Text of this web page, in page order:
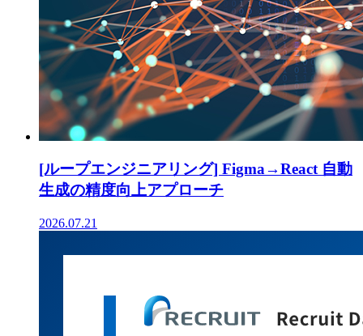
[ループエンジニアリング] Figma→React 自動
生成の精度向上アプローチ
2026.07.21